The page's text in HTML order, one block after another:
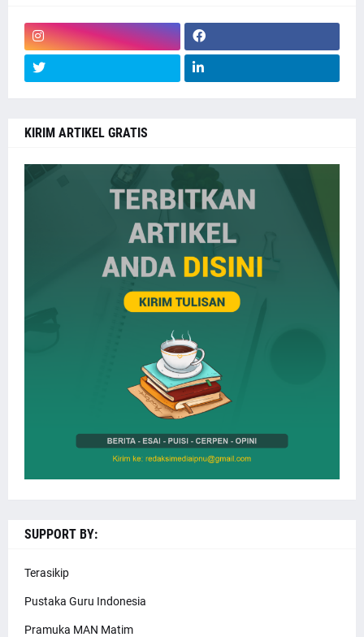
KIRIM ARTIKEL GRATIS
SUPPORT BY:
Terasikip
Pustaka Guru Indonesia
Pramuka MAN Matim